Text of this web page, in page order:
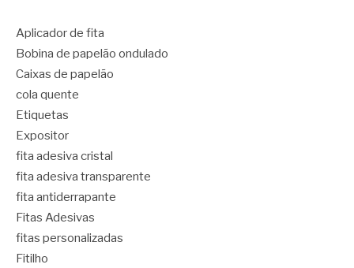
Aplicador de fita
Bobina de papelão ondulado
Caixas de papelão
cola quente
Etiquetas
Expositor
fita adesiva cristal
fita adesiva transparente
fita antiderrapante
Fitas Adesivas
fitas personalizadas
Fitilho